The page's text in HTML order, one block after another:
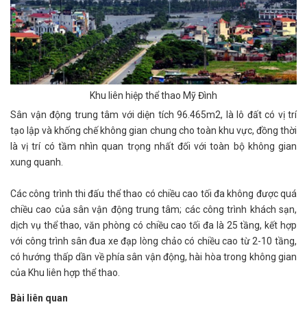
Khu liên hiệp thể thao Mỹ Đình
Sân vận động trung tâm với diện tích 96.465m2, là lô đất có vị trí
tạo lập và khống chế không gian chung cho toàn khu vực, đồng thời
là vị trí có tầm nhìn quan trọng nhất đối với toàn bộ không gian
xung quanh.
Các công trình thi đấu thể thao có chiều cao tối đa không được quá
chiều cao của sân vận động trung tâm; các công trình khách sạn,
dịch vụ thể thao, văn phòng có chiều cao tối đa là 25 tầng, kết hợp
với công trình sân đua xe đạp lòng chảo có chiều cao từ 2-10 tầng,
có hướng thấp dần về phía sân vận động, hài hòa trong không gian
của Khu liên hợp thể thao.
Bài liên quan